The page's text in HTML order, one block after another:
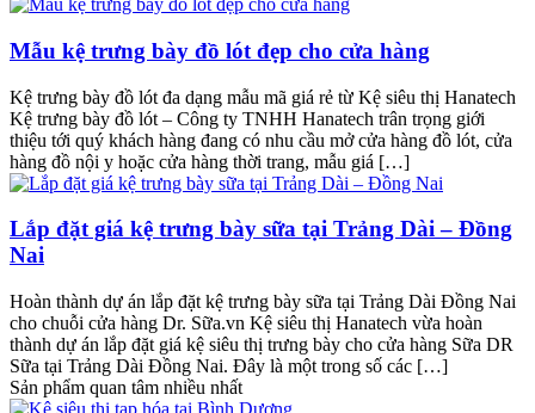
Mẫu kệ trưng bày đồ lót đẹp cho cửa hàng
Kệ trưng bày đồ lót đa dạng mẫu mã giá rẻ từ Kệ siêu thị Hanatech
Kệ trưng bày đồ lót – Công ty TNHH Hanatech trân trọng giới
thiệu tới quý khách hàng đang có nhu cầu mở cửa hàng đồ lót, cửa
hàng đồ nội y hoặc cửa hàng thời trang, mẫu giá […]
Lắp đặt giá kệ trưng bày sữa tại Trảng Dài – Đồng
Nai
Hoàn thành dự án lắp đặt kệ trưng bày sữa tại Trảng Dài Đồng Nai
cho chuỗi cửa hàng Dr. Sữa.vn Kệ siêu thị Hanatech vừa hoàn
thành dự án lắp đặt giá kệ siêu thị trưng bày cho cửa hàng Sữa DR
Sữa tại Trảng Dài Đồng Nai. Đây là một trong số các […]
Sản phẩm quan tâm nhiều nhất